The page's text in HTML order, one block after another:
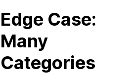
Edge Case:
Many
Categories